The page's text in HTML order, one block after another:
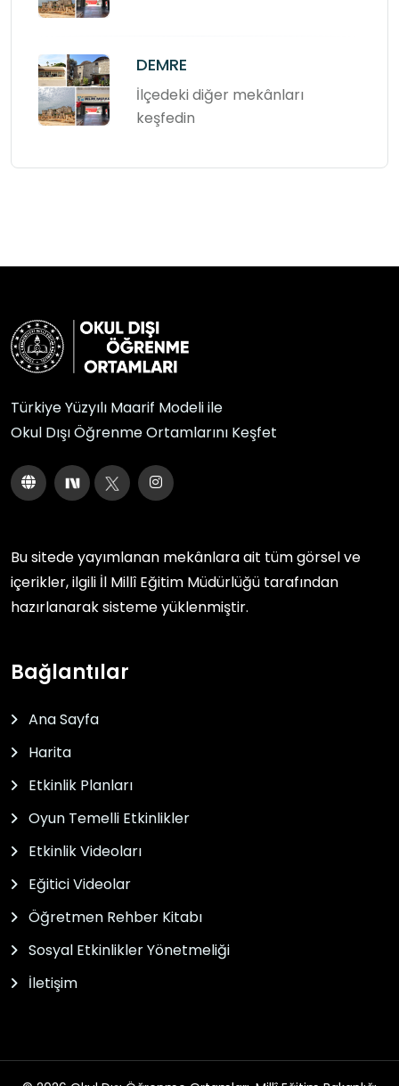
DEMRE
İlçedeki diğer mekânları
keşfedin
Türkiye Yüzyılı Maarif Modeli ile
Okul Dışı Öğrenme Ortamlarını Keşfet
Bu sitede yayımlanan mekânlara ait tüm görsel ve
içerikler, ilgili İl Millî Eğitim Müdürlüğü tarafından
hazırlanarak sisteme yüklenmiştir.
Bağlantılar
Ana Sayfa
Harita
Etkinlik Planları
Oyun Temelli Etkinlikler
Etkinlik Videoları
Eğitici Videolar
Öğretmen Rehber Kitabı
Sosyal Etkinlikler Yönetmeliği
İletişim